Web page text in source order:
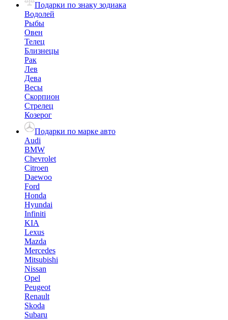
Подарки по знаку зодиака
Водолей
Рыбы
Овен
Телец
Близнецы
Рак
Лев
Дева
Весы
Скорпион
Стрелец
Козерог
Подарки по марке авто
Audi
BMW
Chevrolet
Citroen
Daewoo
Ford
Honda
Hyundai
Infiniti
KIA
Lexus
Mazda
Mercedes
Mitsubishi
Nissan
Opel
Peugeot
Renault
Skoda
Subaru